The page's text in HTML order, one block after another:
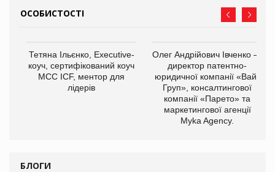
ОСОБИСТОСТІ
Тетяна Ільєнко, Executive-
коуч, сертифікований коуч
МСС ICF, ментор для
лідерів
Олег Андрійович Івченко —
директор патентно-
юридичної компанії «Вайз
Груп», консалтингової
компанії «Парето» та
маркетингової агенції
Myka Agency.
БЛОГИ